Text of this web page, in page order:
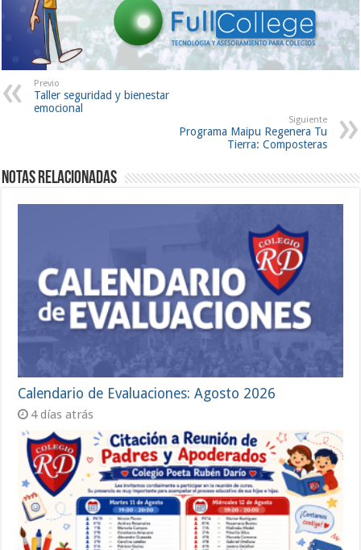
Previo
Taller seguridad y bienestar
emocional
Siguiente
Programa Maipu Regenera Tu
Tierra: Composteras
Notas Relacionadas
Calendario de Evaluaciones: Agosto 2026
4 días atrás